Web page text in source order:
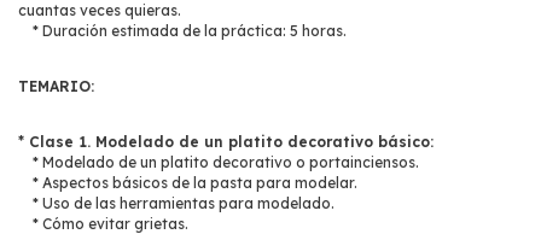
cuantas veces quieras.
* Duración estimada de la práctica: 5 horas.
TEMARIO:
* Clase 1. Modelado de un platito decorativo básico:
* Modelado de un platito decorativo o portainciensos.
* Aspectos básicos de la pasta para modelar.
* Uso de las herramientas para modelado.
* Cómo evitar grietas.